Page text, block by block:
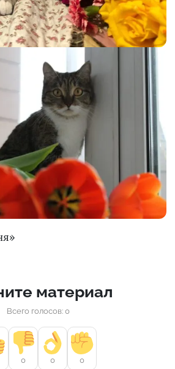
материал
Всего голосов: 0
0 0 0